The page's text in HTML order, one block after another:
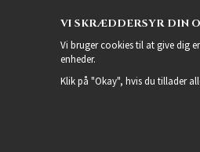
VI SKRÆDDERSYR DIN
Vi bruger cookies til at give dig
enheder.
Klik på "Okay", hvis du tillader